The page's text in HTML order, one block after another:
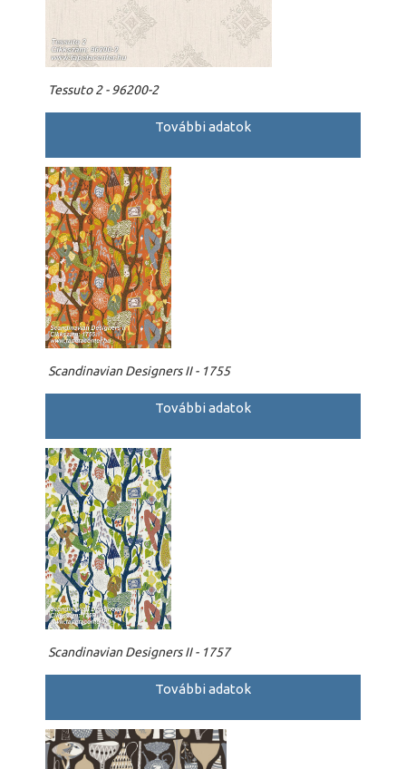
Tessuto 2 - 96200-2
További adatok
Scandinavian Designers II - 1755
További adatok
Scandinavian Designers II - 1757
További adatok